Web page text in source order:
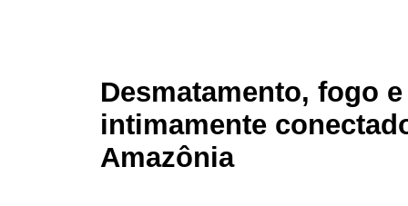
Desmatamento, fogo
intimamente
Amazônia